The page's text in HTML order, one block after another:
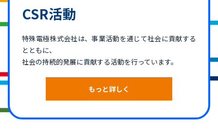
CSR活動
特殊電極株式会社は、事業活動を通じて社会に貢献する
とともに、
社会の持続的発展に貢献する活動を行っています。
もっと詳しく